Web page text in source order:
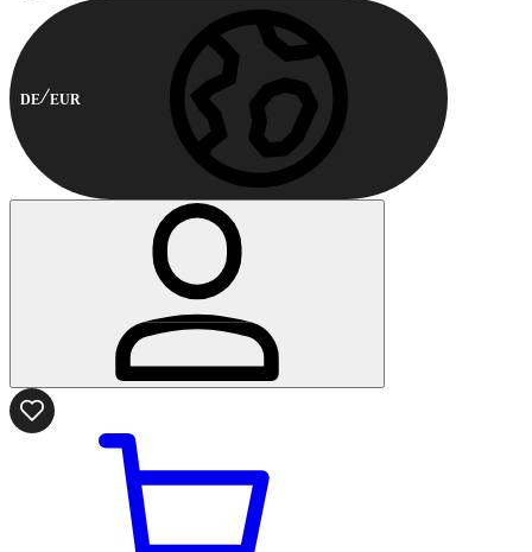
DE EUR